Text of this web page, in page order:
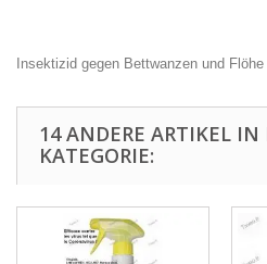
Insektizid gegen Bettwanzen und
14 ANDERE ARTIKEL IN
KATEGORIE: